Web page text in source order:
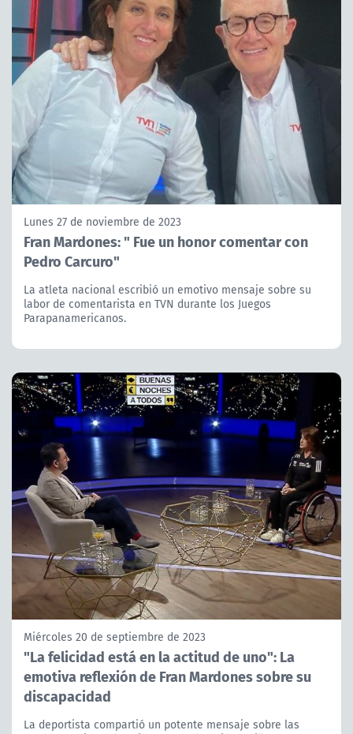
Lunes 27 de noviembre de 2023
Fran Mardones: " Fue un honor comentar con
Pedro Carcuro"
La atleta nacional escribió un emotivo mensaje sobre su
labor de comentarista en TVN durante los Juegos
Parapanamericanos.
Miércoles 20 de septiembre de 2023
"La felicidad está en la actitud de uno": La
emotiva reflexión de Fran Mardones sobre su
discapacidad
La deportista compartió un potente mensaje sobre las